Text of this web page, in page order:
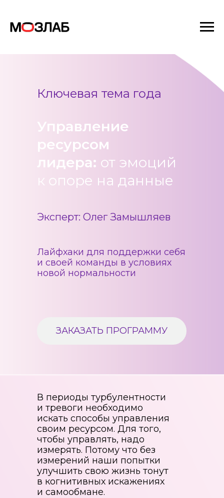
Ключевая тема года
Управление
ресурсом
лидера: от эмоций
к опоре на данные
Эксперт: Олег Замышляев
Лайфхаки для поддержки себя
и своей команды в условиях
новой нормальности
ЗАКАЗАТЬ ПРОГРАММУ
В периоды турбулентности
и тревоги необходимо
искать способы управления
своим ресурсом. Для того,
чтобы управлять, надо
измерять. Потому что без
измерений наши попытки
улучшить свою жизнь тонут
в когнитивных искажениях
и самообмане.